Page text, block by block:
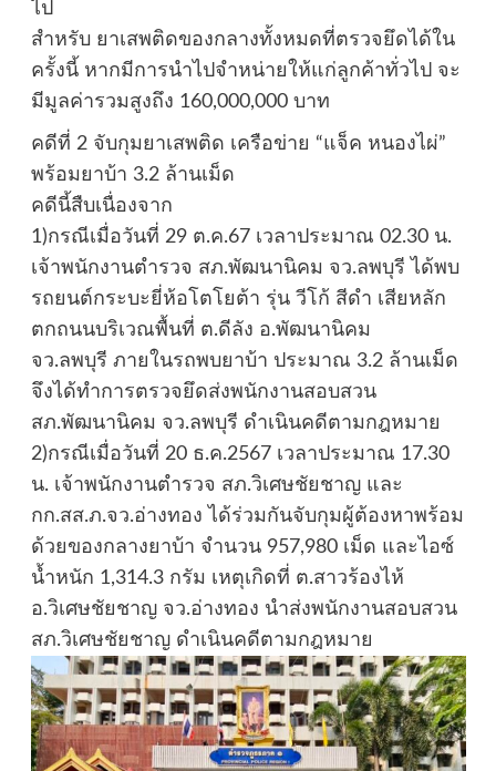
ไป
สำหรับ ยาเสพติดของกลางทั้งหมดที่ตรวจยึดได้ใน
ครั้งนี้ หากมีการนำไปจำหน่ายให้แก่ลูกค้าทั่วไป จะ
มีมูลค่ารวมสูงถึง 160,000,000 บาท
คดีที่ 2 จับกุมยาเสพติด เครือข่าย “แจ็ค หนองไผ่”
พร้อมยาบ้า 3.2 ล้านเม็ด
คดีนี้สืบเนื่องจาก
1)กรณีเมื่อวันที่ 29 ต.ค.67 เวลาประมาณ 02.30 น.
เจ้าพนักงานตำรวจ สภ.พัฒนานิคม จว.ลพบุรี ได้พบ
รถยนต์กระบะยี่ห้อโตโยต้า รุ่น วีโก้ สีดำ เสียหลัก
ตกถนนบริเวณพื้นที่ ต.ดีลัง อ.พัฒนานิคม
จว.ลพบุรี ภายในรถพบยาบ้า ประมาณ 3.2 ล้านเม็ด
จึงได้ทำการตรวจยึดส่งพนักงานสอบสวน
สภ.พัฒนานิคม จว.ลพบุรี ดำเนินคดีตามกฎหมาย
2)กรณีเมื่อวันที่ 20 ธ.ค.2567 เวลาประมาณ 17.30
น. เจ้าพนักงานตำรวจ สภ.วิเศษชัยชาญ และ
กก.สส.ภ.จว.อ่างทอง ได้ร่วมกันจับกุมผู้ต้องหาพร้อม
ด้วยของกลางยาบ้า จำนวน 957,980 เม็ด และไอซ์
น้ำหนัก 1,314.3 กรัม เหตุเกิดที่ ต.สาวร้องไห้
อ.วิเศษชัยชาญ จว.อ่างทอง นำส่งพนักงานสอบสวน
สภ.วิเศษชัยชาญ ดำเนินคดีตามกฎหมาย